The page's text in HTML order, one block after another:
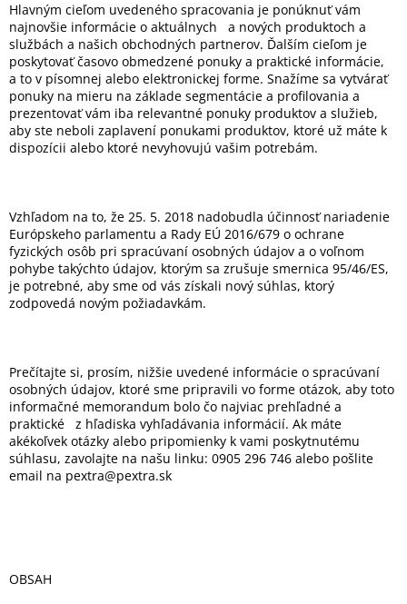
Hlavným cieľom uvedeného spracovania je ponúknuť vám
najnovšie informácie o aktuálnych
a nových produktoch a
službách a našich obchodných partnerov. Ďalším cieľom je
poskytovať časovo obmedzené ponuky a praktické informácie,
a to v písomnej alebo elektronickej forme. Snažíme sa vytvárať
ponuky na mieru na základe segmentácie a profilovania a
prezentovať vám iba relevantné ponuky produktov a služieb,
aby ste neboli zaplavení ponukami produktov, ktoré už máte k
dispozícii alebo ktoré nevyhovujú vašim potrebám.
Vzhľadom na to, že 25. 5. 2018 nadobudla účinnosť nariadenie
Európskeho parlamentu a Rady EÚ 2016/679 o ochrane
fyzických osôb pri spracúvaní osobných údajov a o voľnom
pohybe takýchto údajov, ktorým sa zrušuje smernica 95/46/ES,
je potrebné, aby sme od vás získali nový súhlas, ktorý
zodpovedá novým požiadavkám.
Prečítajte si, prosím, nižšie uvedené informácie o spracúvaní
osobných údajov, ktoré sme pripravili vo forme otázok, aby toto
informačné memorandum bolo čo najviac prehľadné a
praktické
z hľadiska vyhľadávania informácií. Ak máte
akékoľvek otázky alebo pripomienky k vami poskytnutému
súhlasu, zavolajte na našu linku: 0905 296 746 alebo pošlite
email na pextra@pextra.sk
OBSAH